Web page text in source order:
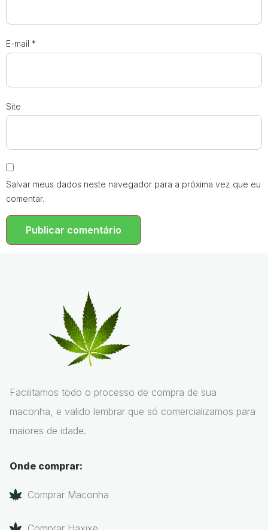
E-mail *
Site
Salvar meus dados neste navegador para a próxima vez que eu
comentar.
Facilitamos todo o processo de compra de sua
maconha, e valido lembrar que só comercializamos para
maiores de idade.
Onde comprar:
Comprar Maconha